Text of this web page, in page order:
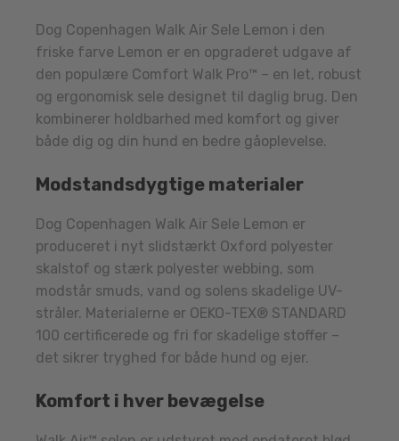
Dog Copenhagen Walk Air Sele Lemon i den
friske farve Lemon er en opgraderet udgave af
den populære Comfort Walk Pro™ – en let, robust
og ergonomisk sele designet til daglig brug. Den
kombinerer holdbarhed med komfort og giver
både dig og din hund en bedre gåoplevelse.
Modstandsdygtige materialer
Dog Copenhagen Walk Air Sele Lemon er
produceret i nyt slidstærkt Oxford polyester
skalstof og stærk polyester webbing, som
modstår smuds, vand og solens skadelige UV-
stråler. Materialerne er OEKO-TEX® STANDARD
100 certificerede og fri for skadelige stoffer –
det sikrer tryghed for både hund og ejer.
Komfort i hver bevægelse